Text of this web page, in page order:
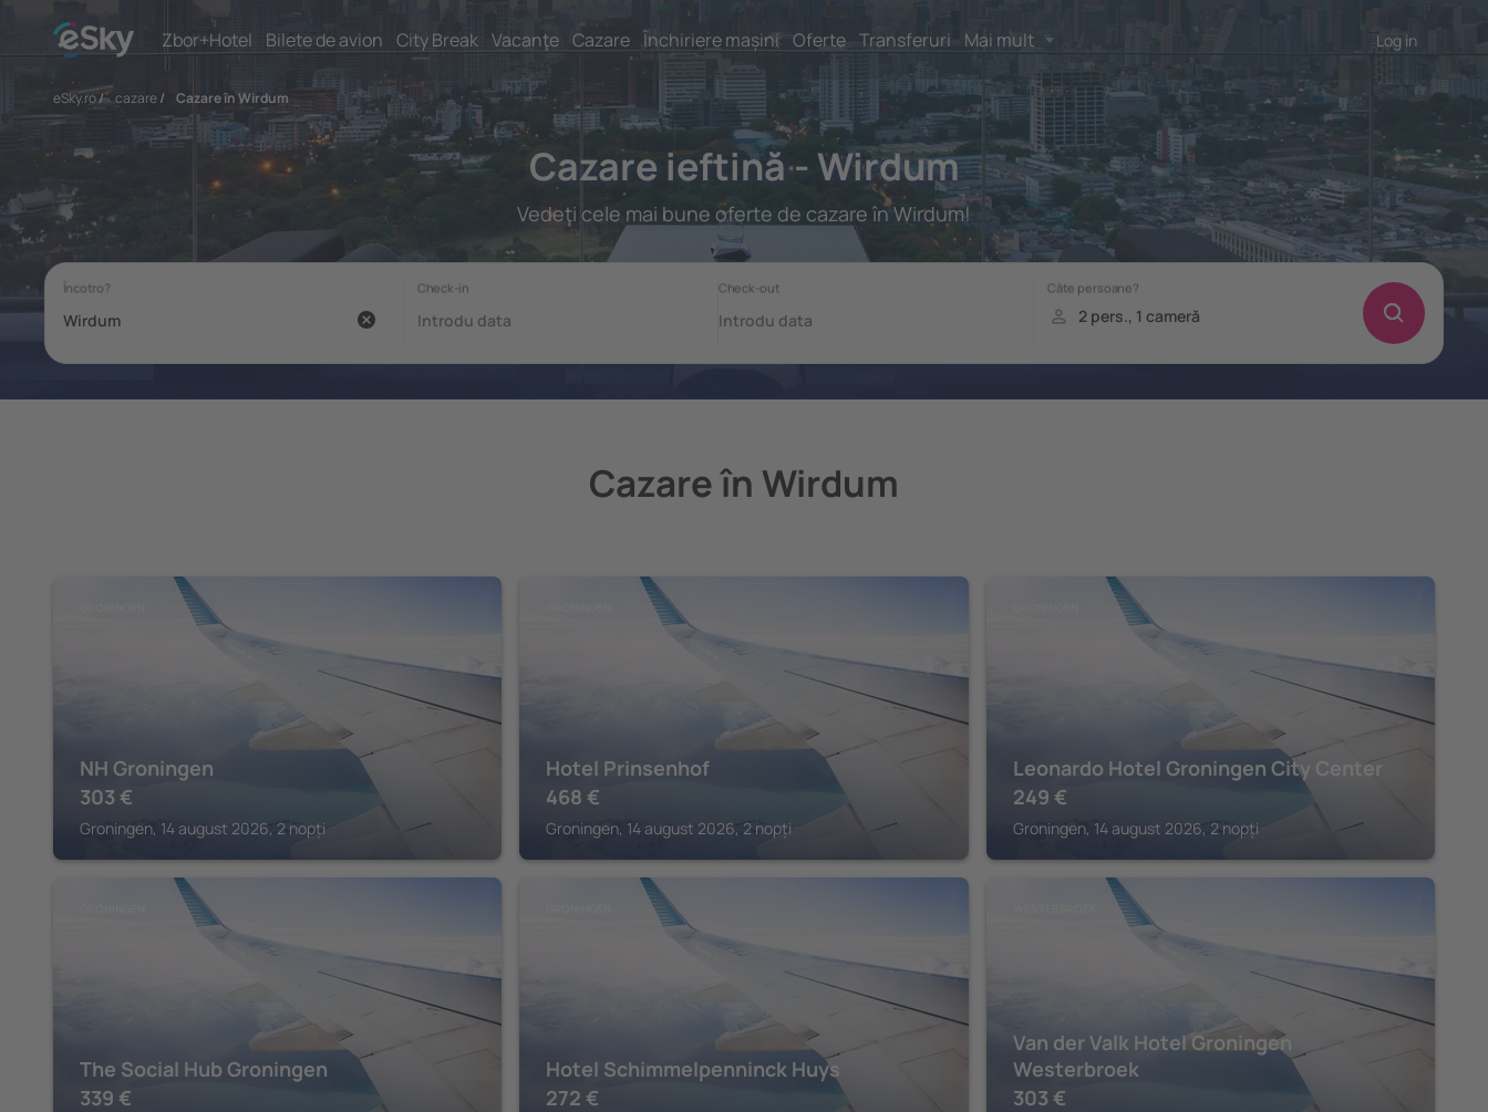
Zbor+Hotel Bilete de avion City Break Vacanţe Cazare Închiriere mașini Oferte Transferuri Mai mult Log in
eSky.ro/ cazare/ Cazare în Wirdum
Cazare ieftină - Wirdum
Vedeţi cele mai bune oferte de cazare în Wirdum!
Cazare în Wirdum
NH Groningen
303 €
Groningen, 14 august 2026, 2 nopți
Hotel Prinsenhof
468 €
Groningen, 14 august 2026, 2 nopți
Leonardo Hotel Groningen City Center
249 €
Groningen, 14 august 2026, 2 nopți
The Social Hub Groningen
339 €
Hotel Schimmelpenninck Huys
272 €
Van der Valk Hotel Groningen
Westerbroek
303 €